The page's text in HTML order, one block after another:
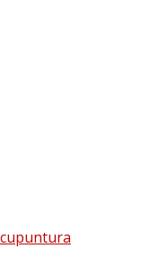
de origen
2020